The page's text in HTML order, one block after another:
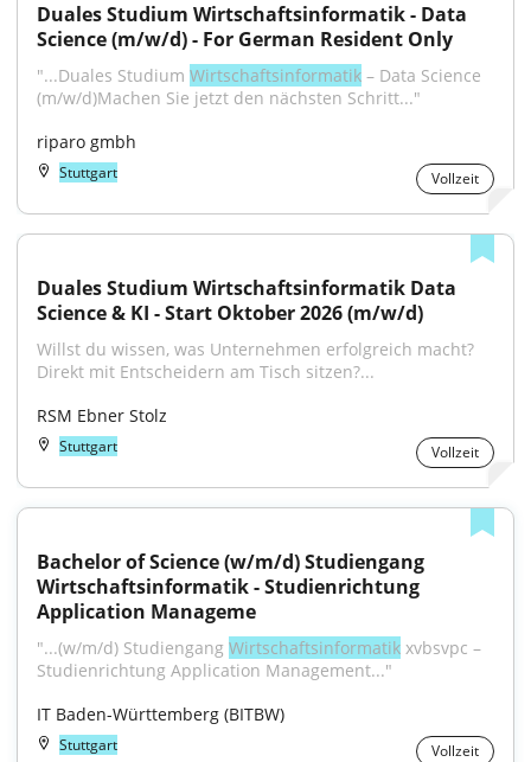
Duales Studium Wirtschaftsinformatik - Data
Science (m/w/d) - For German Resident Only
"...Duales Studium Wirtschaftsinformatik – Data Science
(m/w/d)Machen Sie jetzt den nächsten Schritt..."
riparo gmbh
Stuttgart Vollzeit
Duales Studium Wirtschaftsinformatik Data
Science & KI - Start Oktober 2026 (m/w/d)
Willst du wissen, was Unternehmen erfolgreich macht?
Direkt mit Entscheidern am Tisch sitzen?...
RSM Ebner Stolz
Stuttgart Vollzeit
Bachelor of Science (w/m/d) Studiengang
Wirtschaftsinformatik - Studienrichtung
Application Manageme
"...(w/m/d) Studiengang Wirtschaftsinformatik xvbsvpc –
Studienrichtung Application Management..."
IT Baden-Württemberg (BITBW)
Stuttgart Vollzeit